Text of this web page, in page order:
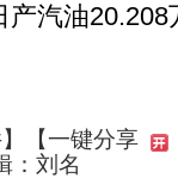
汽油20.208
】
【一键分享
：刘名